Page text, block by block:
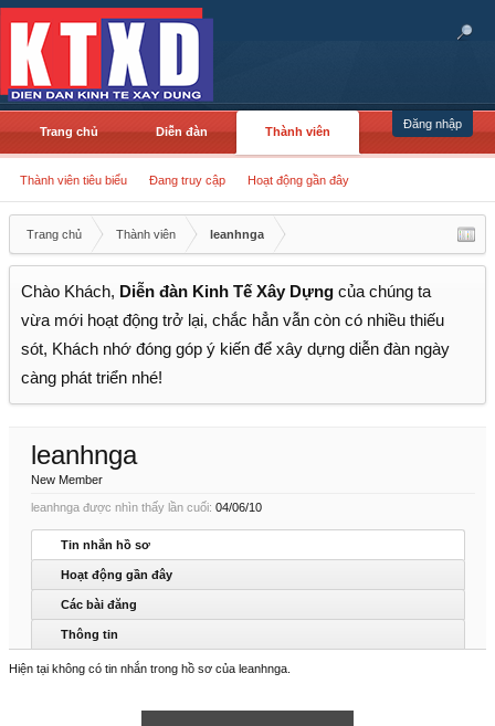
Đăng nhập
Trang chủ Diễn đàn Thành viên
Thành viên tiêu biểu Đang truy cập Hoạt động gần đây
Trang chủ Thành viên leanhnga
Chào Khách, Diễn đàn Kinh Tế Xây Dựng của chúng ta
vừa mới hoạt động trở lại, chắc hẳn vẫn còn có nhiều thiếu
sót, Khách nhớ đóng góp ý kiến để xây dựng diễn đàn ngày
càng phát triển nhé!
leanhnga
New Member
leanhnga được nhìn thấy lần cuối: 04/06/10
Tin nhắn hồ sơ
Hoạt động gần đây
Các bài đăng
Thông tin
Hiện tại không có tin nhắn trong hồ sơ của leanhnga.